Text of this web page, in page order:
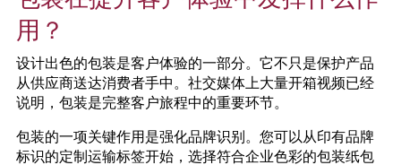
用？
设计出色的包装是客户体验的一部分。它不只是保护产品
从供应商送达消费者手中。社交媒体上大量开箱视频已经
说明，包装是完整客户旅程中的重要环节。
包装的一项关键作用是强化品牌识别。您可以从印有品牌
标识的定制运输标签开始，选择符合企业色彩的包装纸包